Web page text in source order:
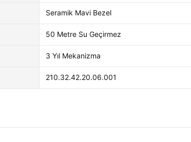
Seramik Mavi Bezel
50 Metre Su Geçirmez
3 Yıl Mekanizma
210.32.42.20.06.001